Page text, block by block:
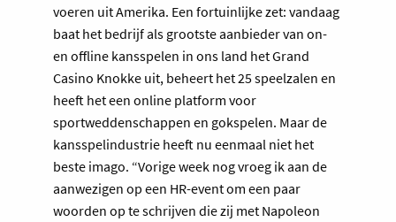
voeren uit Amerika. Een fortuinlijke zet: vandaag
baat het bedrijf als grootste aanbieder van on-
en offline kansspelen in ons land het Grand
Casino Knokke uit, beheert het 25 speelzalen en
heeft het een online platform voor
sportweddenschappen en gokspelen. Maar de
kansspelindustrie heeft nu eenmaal niet het
beste imago. “Vorige week nog vroeg ik aan de
aanwezigen op een HR-event om een paar
woorden op te schrijven die zij met Napoleon